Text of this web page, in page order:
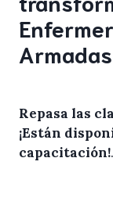
Repasa las
¡Están
capacitación!.